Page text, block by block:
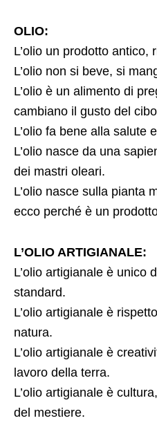
OLIO:
L’olio un prodotto antico,
L’olio non si beve, si
L’olio è un alimento di
cambiano il gusto del
L’olio fa bene alla salute
L’olio nasce da una
dei mastri oleari.
L’olio nasce sulla pianta
ecco perché è un
L’OLIO ARTIGIANALE:
L’olio artigianale è unico
standard.
L’olio artigianale è
natura.
L’olio artigianale è
lavoro della terra.
L’olio artigianale è
del mestiere.